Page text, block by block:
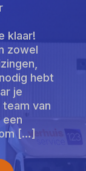
klaar!
zowel
hebt
je
van
[…]